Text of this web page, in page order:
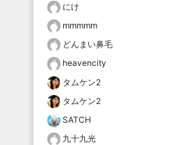
にけ
mmmmm
どんまい鼻毛
heavencity
タムケン2
タムケン2
SATCH
九十九光